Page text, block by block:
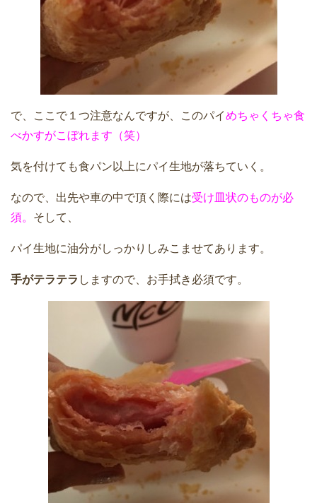
で、ここで１つ注意なんですが、このパイめちゃくちゃ食
べかすがこぼれます（笑）
気を付けても食パン以上にパイ生地が落ちていく。
なので、出先や車の中で頂く際には受け皿状のものが必
須。 そして、
パイ生地に油分がしっかりしみこませてあります。
手がテラテラ しますので、お手拭き必須です。